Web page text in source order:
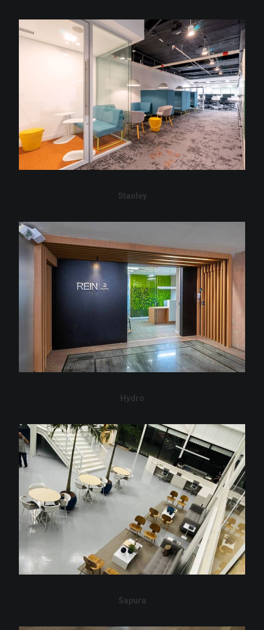
Stanley
Hydro
Sapura